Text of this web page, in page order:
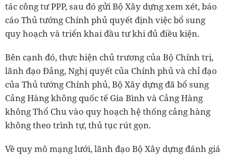
tác công tư PPP, sau đó gửi Bộ Xây dựng xem xét, báo
cáo Thủ tướng Chính phủ quyết định việc bổ sung
quy hoạch và triển khai đầu tư khi đủ điều kiện.
Bên cạnh đó, thực hiện chủ trương của Bộ Chính trị,
lãnh đạo Đảng, Nghị quyết của Chính phủ và chỉ đạo
của Thủ tướng Chính phủ, Bộ Xây dựng đã bổ sung
Cảng Hàng không quốc tế Gia Bình và Cảng Hàng
không Thổ Chu vào quy hoạch hệ thống cảng hàng
không theo trình tự, thủ tục rút gọn.
Về quy mô mạng lưới, lãnh đạo Bộ Xây dựng đánh giá